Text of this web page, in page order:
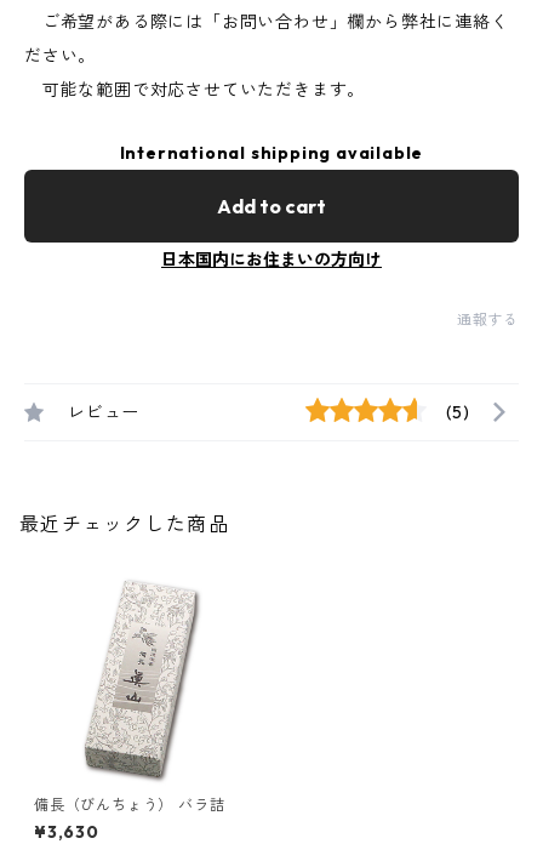
ご希望がある際には「お問い合わせ」欄から弊社に連絡く
ださい。
可能な範囲で対応させていただきます。
International shipping available
Add to cart
日本国内にお住まいの方向け
通報する
レビュー (5)
最近チェックした商品
備長（びんちょう） バラ詰
¥3,630